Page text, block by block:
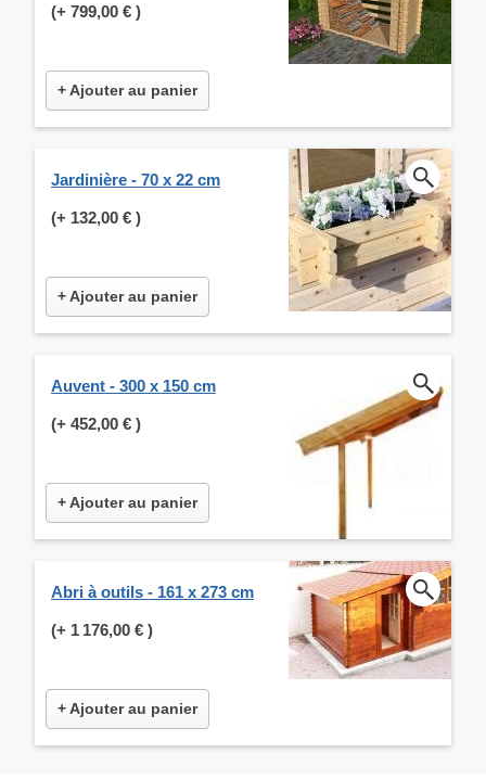
(+ 799,00 € )
+ Ajouter au panier
Jardinière - 70 x 22 cm
(+ 132,00 € )
+ Ajouter au panier
Auvent - 300 x 150 cm
(+ 452,00 € )
+ Ajouter au panier
Abri à outils - 161 x 273 cm
(+ 1 176,00 € )
+ Ajouter au panier